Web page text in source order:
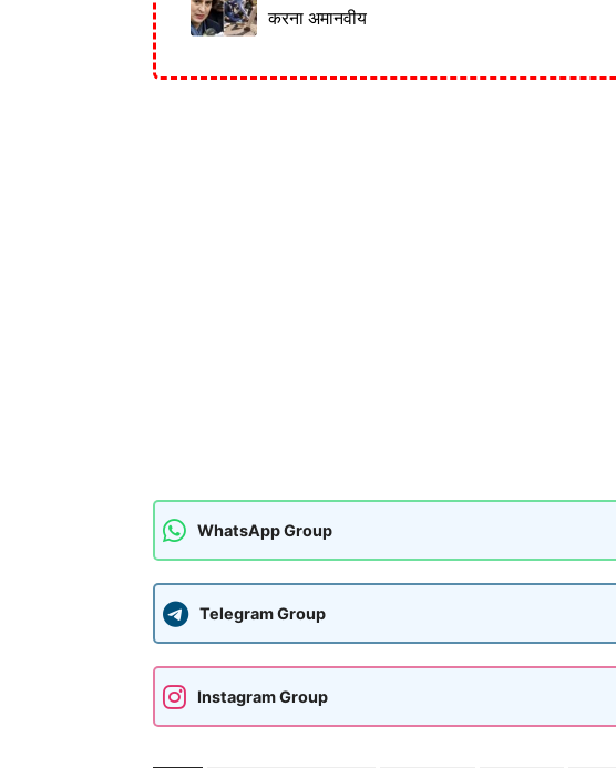
करना अमानवीय
WhatsApp Group
Telegram Group
Instagram Group